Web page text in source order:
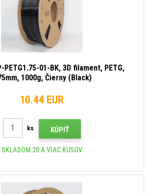
PETG1.75-01-BK, 3D filament, PETG,
1000g, Čierny (Black)
10.44 EUR
ks KÚPIŤ
SKLADOM 20 A VIAC KUSOV